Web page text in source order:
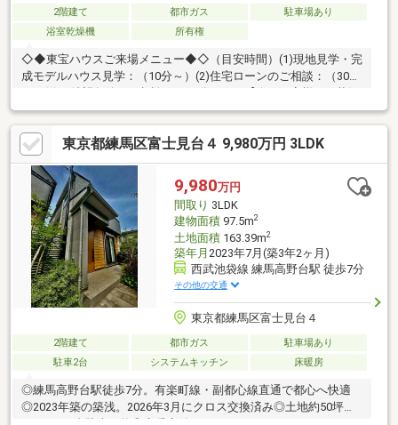
2階建て 都市ガス
駐車場あり
浴室乾燥機
所有権
◇◆東宝ハウスご来場メニュー◆◇（目安時間）(1)現地見学・完
成モデルハウス見学：（10分～）(2)住宅ローンのご相談：（30分
をお聞かせください】～◆新しいお家で○○○を叶えたい！◆毎月
支払う住居費って自分達はいくらなら大丈夫かな。。◆歳を重ね
てもずっと安心して暮らせる場所がいい！◆購入はしたいけど、
手続きとか税金とか色々心配。。期待も大きい反面、悩みや不安
も多いと思います。お客様と一緒にたくさん悩んできた私達なの
で、なにか1つでも良いアドバイスができたらと思っています。是
非ご相談ください。
東京都練馬区富士見台４ 9,980万円 3LDK
9,980万円
間取り 3LDK
建物面積97.5m2
土地面積163.39m2
築年月 2023年7月(築3年2ヶ月)
西武池袋線 練馬高野台駅 徒歩7分
その他の交通
東京都練馬区富士見台４
2階建て 都市ガス
駐車場あり
駐車2台
システムキッチン 床暖房
◎練馬高野台駅徒歩7分。有楽町線・副都心線直通で都心へ快適
◎2023年築の築浅。2026年3月にクロス交換済み◎土地約50坪の